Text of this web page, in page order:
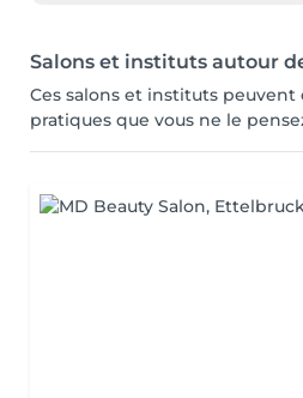
Salons et instituts autour
Ces salons et instituts
pratiques que vous ne le